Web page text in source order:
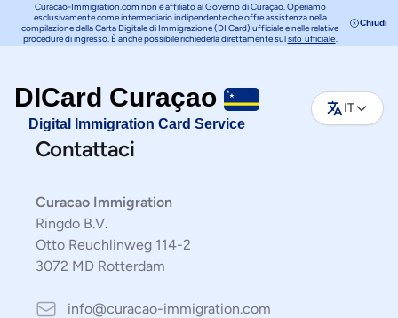
Curacao-Immigration.com non è affiliato al Governo di Curaçao. Operiamo
esclusivamente come intermediario indipendente che offre assistenza nella
compilazione della Carta Digitale di Immigrazione (DI Card) ufficiale e nelle relative
procedure di ingresso. È anche possibile richiederla direttamente sulsito ufficiale.
Chiudi
DICard Curaçao
Digital Immigration Card Service
IT
Contattaci
Curacao Immigration
Ringdo B.V.
Otto Reuchlinweg 114-2
3072 MD Rotterdam
Emailinfo@curacao-immigration.com